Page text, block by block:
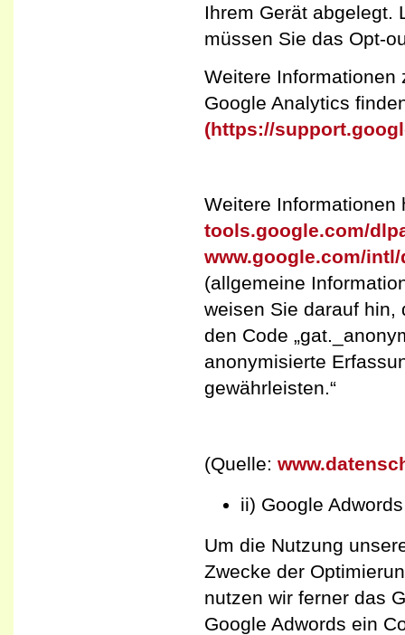
Ihrem Gerät abgelegt.
müssen Sie das Opt-
Weitere Informationen
Google Analytics
(https://
Weitere Informationen
tools.google.com/
www.google.com/
(allgemeine
weisen Sie darauf hin,
den Code
anonymisierte
gewährleisten.“
(Quelle:
ii) Google
Um die Nutzung
Zwecke der
nutzen wir ferner das
Google Adwords ein